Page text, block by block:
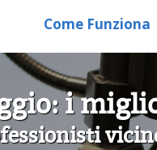
Come Funziona
i